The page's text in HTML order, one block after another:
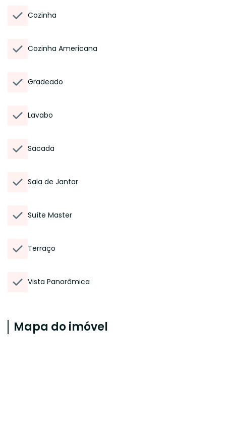
Cozinha
Cozinha Americana
Gradeado
Lavabo
Sacada
Sala de Jantar
Suíte Master
Terraço
Vista Panorâmica
Mapa do imóvel